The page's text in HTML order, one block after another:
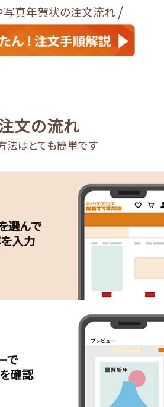
写真年賀状の注文流れ/
文の流れ
法はとても簡単です
選んで
入力
で
確認